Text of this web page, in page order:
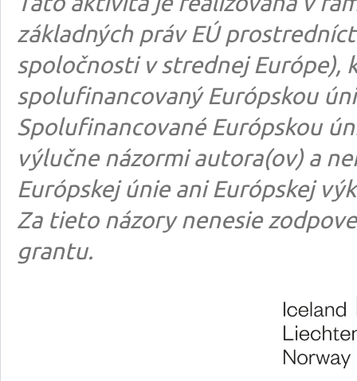
základných práv EÚ
spoločnosti v strednej Európe),
spolufinancovaný Európskou
Spolufinancované Európskou
výlučne názormi autora(ov) a
Európskej únie ani Európskej
Za tieto názory nenesie
grantu.